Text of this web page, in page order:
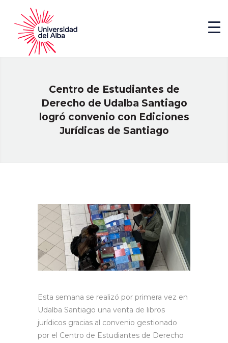
Centro de Estudiantes de
Derecho de Udalba Santiago
logró convenio con Ediciones
Jurídicas de Santiago
Esta semana se realizó por primera vez en
Udalba Santiago una venta de libros
jurídicos gracias al convenio gestionado
por el Centro de Estudiantes de Derecho